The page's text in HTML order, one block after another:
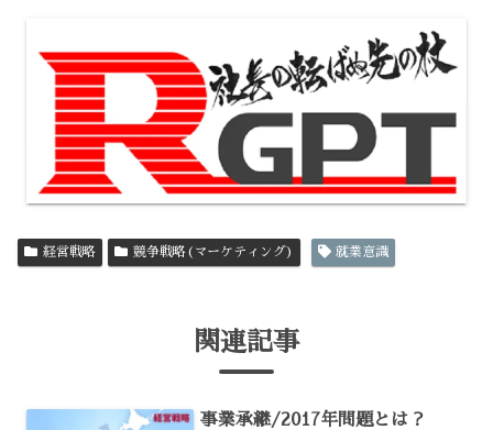
経営戦略 競争戦略(マーケティング) 就業意識
関連記事
事業承継/2017年問題とは？